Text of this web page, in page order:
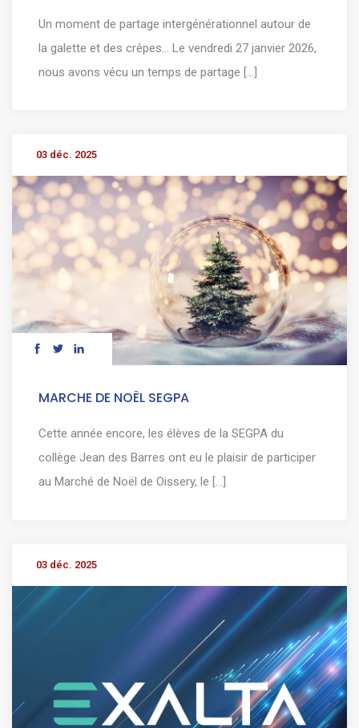
Un moment de partage intergénérationnel autour de
la galette et des crêpes... Le vendredi 27 janvier 2026,
nous avons vécu un temps de partage [...]
03 déc. 2025
MARCHE DE NOËL SEGPA
Cette année encore, les élèves de la SEGPA du
collège Jean des Barres ont eu le plaisir de participer
au Marché de Noël de Oissery, le [...]
03 déc. 2025